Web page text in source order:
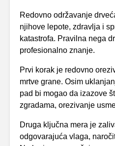
Redovno održavanje
njihove lepote, zdravlja i
katastrofa. Pravilna nega
profesionalno znanje.
Prvi korak je redovno
mrtve grane. Osim
pad bi mogao da izazove
zgradama, orezivanje
Druga ključna mera je
odgovarajuća vlaga,